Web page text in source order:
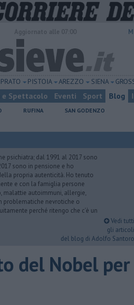
PRATO PISTOIA AREZZO SIENA
e Spettacolo Eventi Sport Blog
RUFINA SAN GODENZO
psichiatra; dal 1991 al 2017 sono
sono in pensione e ho
propria autenticità. Ho tenuto
e con la famiglia persone
malattie autoimmuni, allergie,
problematiche nevrotiche o
perché ritengo che c’è un
Vedi tutti
gli articoli
del blog di Adolfo Santoro
del Nobel per